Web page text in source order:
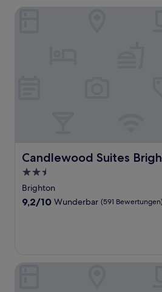
Candlewood Suites
Candlewood Suites Brighton
2.5-
Sterne-
Unterkunft
Brighton
9.2
9,2/10 Wunderbar (591 Bewertungen)